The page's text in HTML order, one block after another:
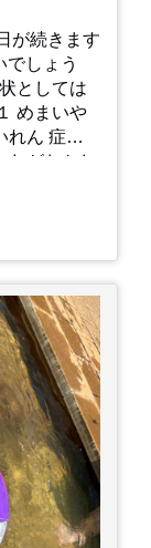
が続きます
しょう
ん 症状3
がおかし
7 水分補給
びましょう
脱がし、
分や水分を